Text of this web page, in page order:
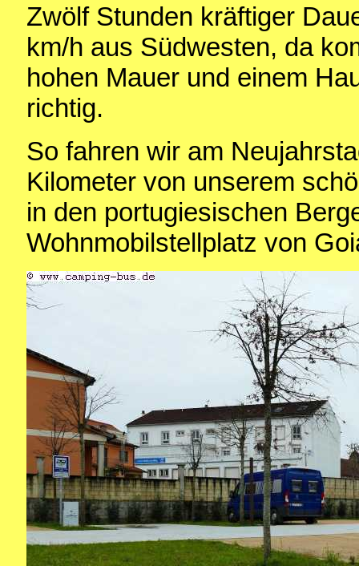
Zwölf Stunden kräftiger
km/h aus Südwesten, da
hohen Mauer und einem
richtig.
So fahren wir am
Kilometer von unserem
in den portugiesischen
Wohnmobilstellplatz von